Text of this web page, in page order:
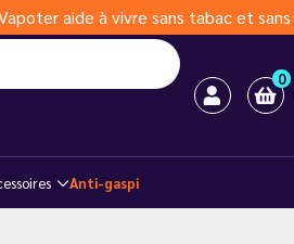
aide à vivre sans tabac et
0
Anti-gaspi